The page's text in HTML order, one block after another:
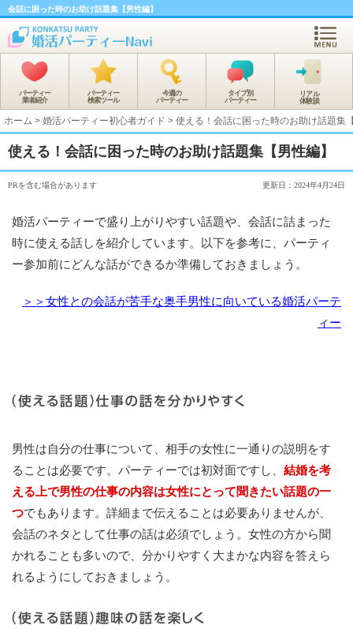
会話に困った時のお助け話題集【男性編】
パーティー
業者紹介
パーティー
検索ツール
今週の
パーティー
タイプ別
パーティー
リアル
体験談
ホーム > 婚活パーティー初心者ガイド > 使える！会話に困った時のお助け話題集
使える！会話に困った時のお助け話題集【男性編】
PRを含む場合があります 更新日：2024年4月24日
婚活パーティーで盛り上がりやすい話題や、会話に詰まった
時に使える話しを紹介しています。以下を参考に、パーティ
ー参加前にどんな話ができるか準備しておきましょう。
＞＞女性との会話が苦手な奥手男性に向いている婚活パーテ
ィー
男性は自分の仕事について、相手の女性に一通りの説明をす
ることは必要です。パーティーでは初対面ですし、 結婚を考
える上で男性の仕事の内容は女性にとって聞きたい話題の一
つでもあります。詳細まで伝えることは必要ありませんが、
会話のネタとして仕事の話は必須でしょう。女性の方から聞
かれることも多いので、分かりやすく大まかな内容を答えら
れるようにしておきましょう。